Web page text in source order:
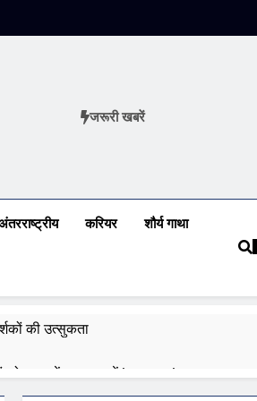
जरूरी खबरें
करियर शौर्य गाथा
की उत्सुकता
को ध्यान में रखकर करें innovation